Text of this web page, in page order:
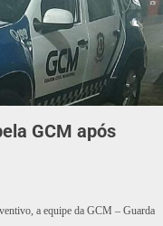
GCM após
a equipe da GCM – Guarda